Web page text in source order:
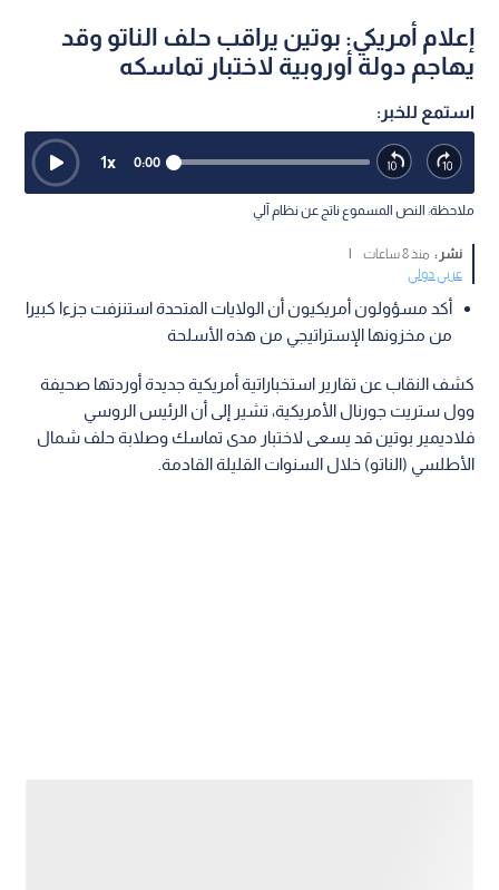
إعلام أمريكي: بوتين يراقب حلف الناتو وقد
يهاجم دولة أوروبية لاختبار تماسكه
استمع للخبر:
0:00
1x
ملاحظة: النص المسموع ناتج عن نظام آلي
نشر : منذ 8 ساعات
|
عربي دولي
أكد مسؤولون أمريكيون أن الولايات المتحدة استنزفت جزءا كبيرا
من مخزونها الإستراتيجي من هذه الأسلحة
كشف النقاب عن تقارير استخباراتية أمريكية جديدة أوردتها صحيفة
وول ستريت جورنال الأمريكية، تشير إلى أن الرئيس الروسي
فلاديمير بوتين قد يسعى لاختبار مدى تماسك وصلابة حلف شمال
الأطلسي (الناتو) خلال السنوات القليلة القادمة.